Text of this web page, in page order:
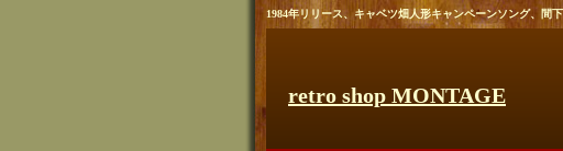
1984年リリース、キャベツ畑人形キャンペーンソング、間
retro shop MONTAGE